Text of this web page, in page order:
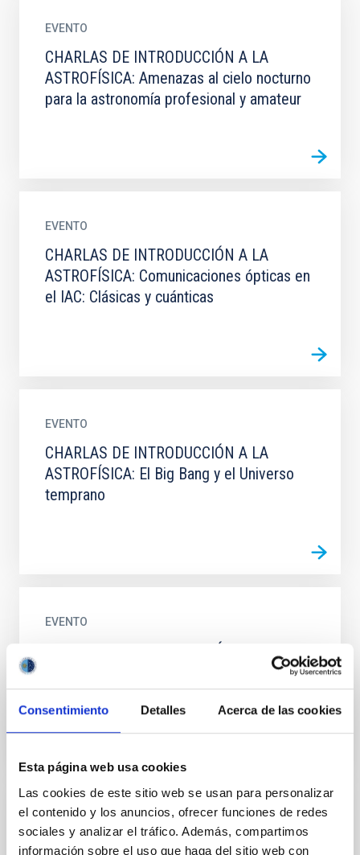
Consentimiento Detalles Acerca de las cookies
Esta página web usa cookies
Las cookies de este sitio web se usan para personalizar
el contenido y los anuncios, ofrecer funciones de redes
sociales y analizar el tráfico. Además, compartimos
información sobre el uso que haga del sitio web con
EVENTO
CHARLAS DE INTRODUCCIÓN A LA
ASTROFÍSICA: Amenazas al cielo nocturno
para la astronomía profesional y amateur
EVENTO
CHARLAS DE INTRODUCCIÓN A LA
ASTROFÍSICA: Comunicaciones ópticas en
el IAC: Clásicas y cuánticas
EVENTO
CHARLAS DE INTRODUCCIÓN A LA
ASTROFÍSICA: El Big Bang y el Universo
temprano
EVENTO
CHARLAS DE INTRODUCCIÓN A LA
ASTROFÍSICA: Estrellas masivas, agujeros
negros y ondas gravitatorias
EVENTO
CHARLAS DE INTRODUCCIÓN A LA